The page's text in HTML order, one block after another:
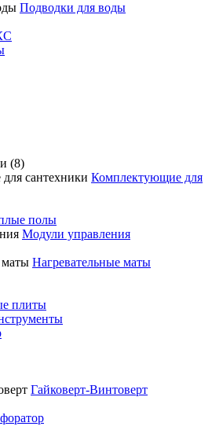
Подводки для воды
(8)
Комплектующие для
полы
Модули управления
Нагревательные маты
плиты
Гайковерт-Винтоверт